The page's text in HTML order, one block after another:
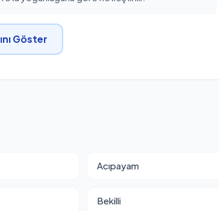
Göster
Acıpayam
Bekilli